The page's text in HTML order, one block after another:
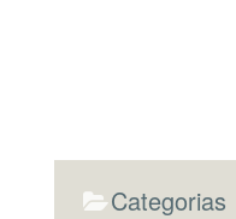
Categorias